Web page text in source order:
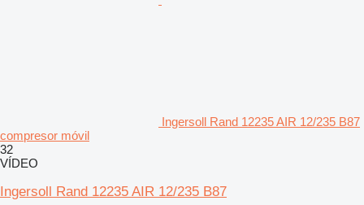
Ingersoll Rand 12235 AIR 12/235 B87
compresor móvil
32
VÍDEO
Ingersoll Rand 12235 AIR 12/235 B87